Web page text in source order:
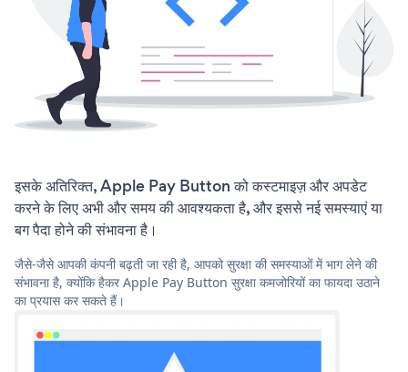
इसके अतिरिक्त, Apple Pay Button को कस्टमाइज़ और अपडेट
करने के लिए अभी और समय की आवश्यकता है, और इससे नई समस्याएं या
बग पैदा होने की संभावना है।
जैसे-जैसे आपकी कंपनी बढ़ती जा रही है, आपको सुरक्षा की समस्याओं में भाग लेने की
संभावना है, क्योंकि हैकर Apple Pay Button सुरक्षा कमजोरियों का फायदा उठाने
का प्रयास कर सकते हैं।